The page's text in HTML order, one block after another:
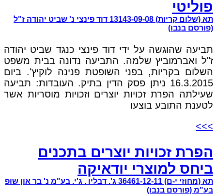
פוליטי
תא (שלום קריות) 13143-09-08 דוד פינצי נ' שביט יהודה ז"ל
(פורסם בנבו)
תביעה שהוגשה על ידי דוד פינצי כנגד שביט יהודה
ז"ל ואברמוביץ שלמה. התביעה נדונה בבית משפט
השלום בקריות, בפני השופטת פנינה לוקיץ'. ביום
16.3.2015 ניתן פסק הדין בתיק. העובדות: תביעה
שעילתה הפרת זכויות יוצרים וזכויות מוסריות אשר
לטענת התובע בוצעו
>>>
הפרת זכויות יוצרים בתכנים
ביחס למוצרי יודאיקה
תא (מחוזי י-ם) 36461-12-11 ג'. דבליו . ג'י. בע"מ נ' בר און שופ
בע"מ (פורסם בנבו)